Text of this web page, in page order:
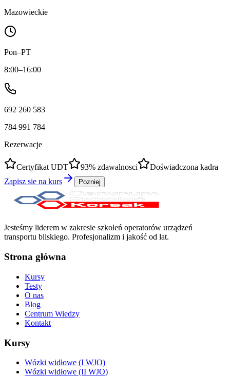
Mazowieckie
Pon–PT
8:00–16:00
692 260 583
784 991 784
Rezerwacje
Certyfikat UDT 93% zdawalnosci
Doświadczona kadra
Zapisz sie na kurs
Pozniej
Jesteśmy liderem w zakresie szkoleń operatorów urządzeń
transportu bliskiego. Profesjonalizm i jakość od lat.
Strona główna
Kursy
Testy
O nas
Blog
Centrum Wiedzy
Kontakt
Kursy
Wózki widłowe (I WJO)
Wózki widłowe (II WJO)